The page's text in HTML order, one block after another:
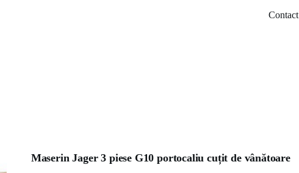
Contact
Maserin Jager 3 piese G10 portocaliu cuțit de vânătoare